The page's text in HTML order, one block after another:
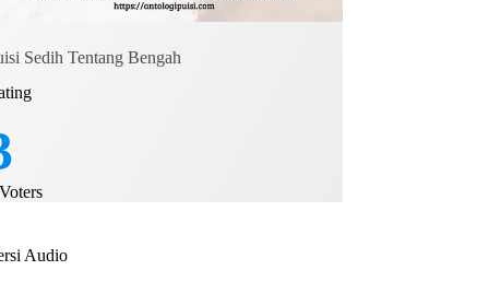
Sedih Tentang Bengah
Audio